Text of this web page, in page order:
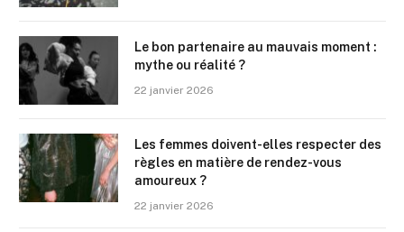
Le bon partenaire au mauvais moment :
mythe ou réalité ?
22 janvier 2026
Les femmes doivent-elles respecter des
règles en matière de rendez-vous
amoureux ?
22 janvier 2026